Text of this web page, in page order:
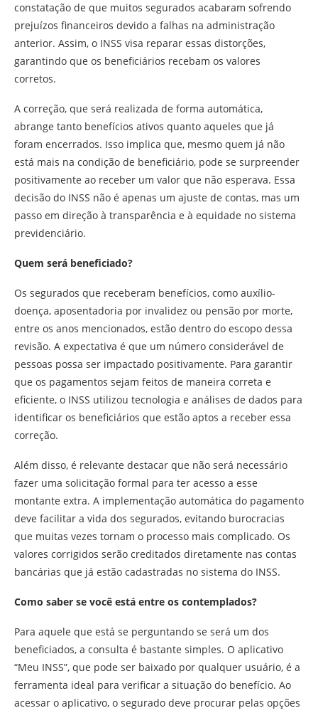
constatação de que muitos segurados acabaram sofrendo
prejuízos financeiros devido a falhas na administração
anterior. Assim, o INSS visa reparar essas distorções,
garantindo que os beneficiários recebam os valores
corretos.
A correção, que será realizada de forma automática,
abrange tanto benefícios ativos quanto aqueles que já
foram encerrados. Isso implica que, mesmo quem já não
está mais na condição de beneficiário, pode se surpreender
positivamente ao receber um valor que não esperava. Essa
decisão do INSS não é apenas um ajuste de contas, mas um
passo em direção à transparência e à equidade no sistema
previdenciário.
Quem será beneficiado?
Os segurados que receberam benefícios, como auxílio-
doença, aposentadoria por invalidez ou pensão por morte,
entre os anos mencionados, estão dentro do escopo dessa
revisão. A expectativa é que um número considerável de
pessoas possa ser impactado positivamente. Para garantir
que os pagamentos sejam feitos de maneira correta e
eficiente, o INSS utilizou tecnologia e análises de dados para
identificar os beneficiários que estão aptos a receber essa
correção.
Além disso, é relevante destacar que não será necessário
fazer uma solicitação formal para ter acesso a esse
montante extra. A implementação automática do pagamento
deve facilitar a vida dos segurados, evitando burocracias
que muitas vezes tornam o processo mais complicado. Os
valores corrigidos serão creditados diretamente nas contas
bancárias que já estão cadastradas no sistema do INSS.
Como saber se você está entre os contemplados?
Para aquele que está se perguntando se será um dos
beneficiados, a consulta é bastante simples. O aplicativo
“Meu INSS”, que pode ser baixado por qualquer usuário, é a
ferramenta ideal para verificar a situação do benefício. Ao
acessar o aplicativo, o segurado deve procurar pelas opções